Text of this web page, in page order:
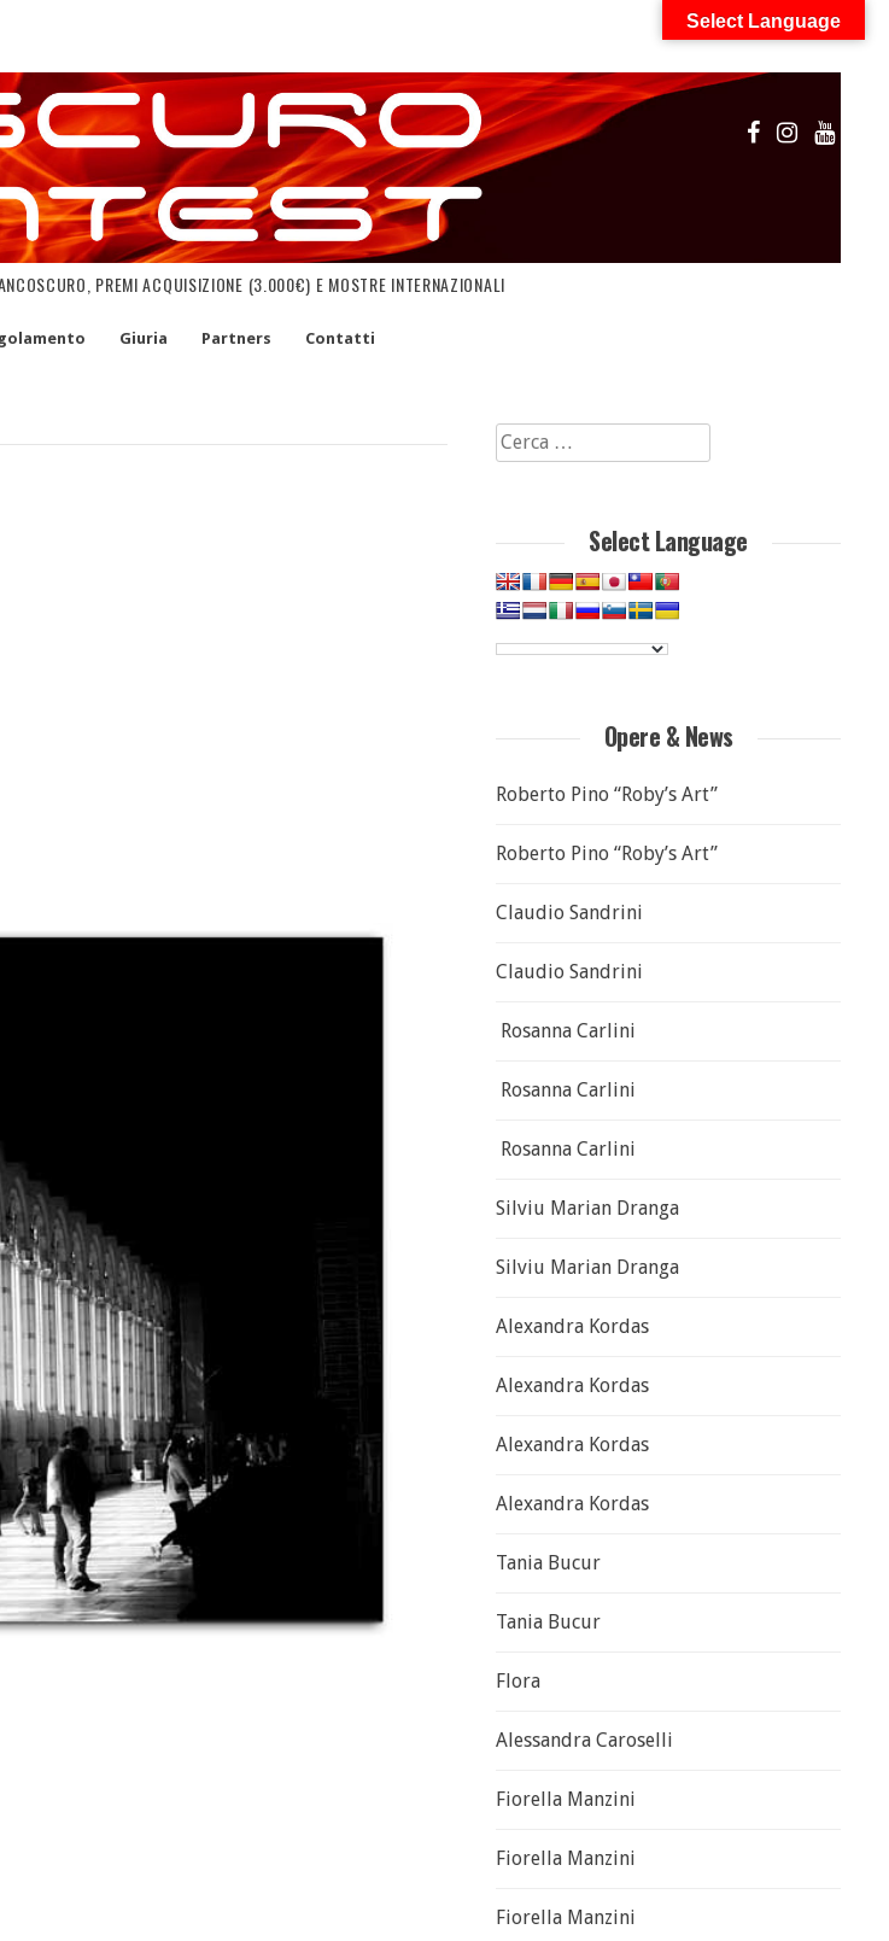
PREMI ACQUISIZIONE (3.000€) E MOSTRE INTERNAZIONALI
Giuria Partners Contatti
Ricerca
per:
Select Language
Opere & News
Roberto Pino “Roby’s Art”
Roberto Pino “Roby’s Art”
Claudio Sandrini
Claudio Sandrini
Rosanna Carlini
Rosanna Carlini
Rosanna Carlini
Silviu Marian Dranga
Silviu Marian Dranga
Alexandra Kordas
Alexandra Kordas
Alexandra Kordas
Alexandra Kordas
Tania Bucur
Tania Bucur
Flora
Alessandra Caroselli
Fiorella Manzini
Fiorella Manzini
Fiorella Manzini
Select Language